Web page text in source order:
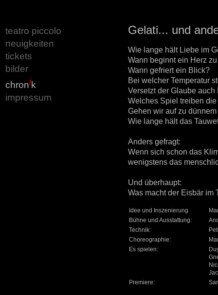
teatro piccolo
neuigkeiten
tickets
bilder
chronik
impressum
Gelati... und
Wie lange hält Liebe im
Wann beginnt ein Herz
Wann gefriert ein Blick?
Bei welcher Temperatur
Versetzt der Glaube auch
Welches Spiel treiben
Gehen wir auf zu
Wie lange hält das
Anders gefragt:
Wenn sich schon das
wenigstens das
Und überhaupt:
Was macht der Eisbär im
Idee und Inszenierung
Bühne und Ausstattung:
Technik:
Choreographie:
Es spielen:
Premiere: